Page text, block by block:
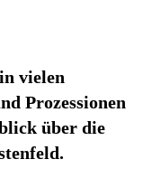
vielen
Prozessionen
über die